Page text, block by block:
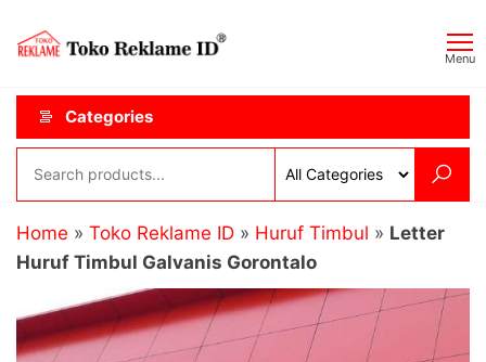
content
ID
Menu
Categories
Home » Toko Reklame ID » Huruf Timbul » Letter
Huruf Timbul Galvanis Gorontalo